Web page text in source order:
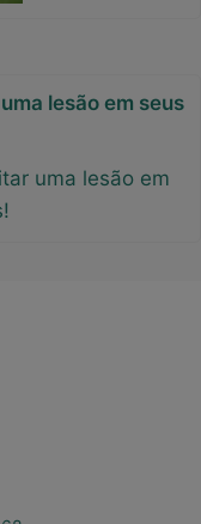
lesão em seus